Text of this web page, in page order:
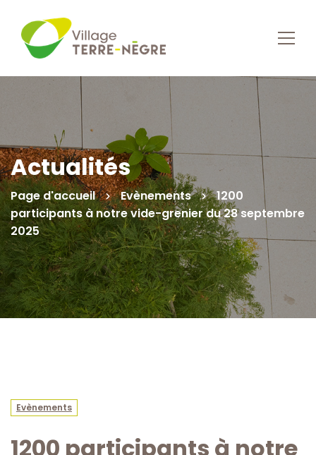
Actualités
Page d'accueil Evènements
1200
participants à notre vide-grenier du 28 septembre
2025
Evènements
1200 participants à notre